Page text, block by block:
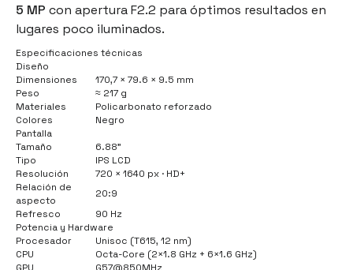
5 MP con apertura F2.2 para óptimos resultados en
lugares poco iluminados.
Especificaciones técnicas
Diseño
Dimensiones
170,7 × 79.6 × 9.5 mm
Peso
≈ 217 g
Materiales
Policarbonato reforzado
Colores
Negro
Pantalla
Tamaño
6.88"
Tipo
IPS LCD
Resolución
720 × 1640 px · HD+
Relación de
aspecto
20:9
Refresco
90 Hz
Potencia y Hardware
Procesador
Unisoc (T615, 12 nm)
CPU
Octa-Core (2×1.8 GHz + 6×1.6 GHz)
GPU
G57@850MHz